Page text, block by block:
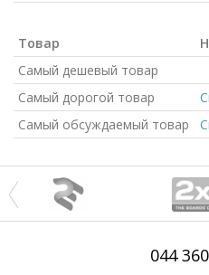
Товар
Самый дешевый товар
Самый дорогой товар
Самый обсуждаемый товар
044